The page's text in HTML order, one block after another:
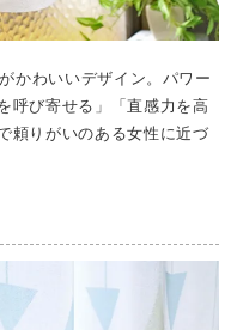
かわいいデザイン。パワー
呼び寄せる」「直感力を高
頼りがいのある女性に近づ